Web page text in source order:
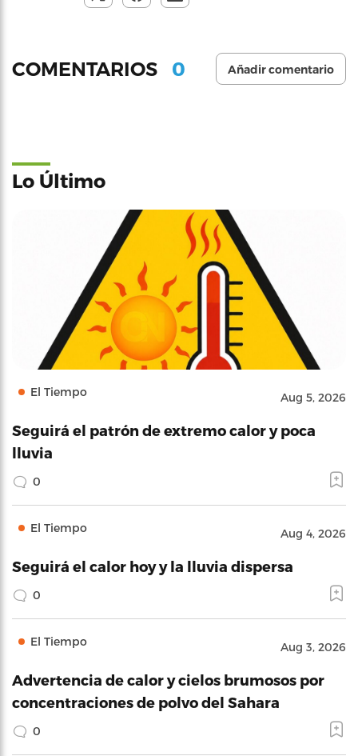
COMENTARIOS 0 Añadir comentario
Lo Último
El Tiempo Aug 5, 2026
Seguirá el patrón de extremo calor y poca
lluvia
0
El Tiempo Aug 4, 2026
Seguirá el calor hoy y la lluvia dispersa
0
El Tiempo Aug 3, 2026
Advertencia de calor y cielos brumosos por
concentraciones de polvo del Sahara
0